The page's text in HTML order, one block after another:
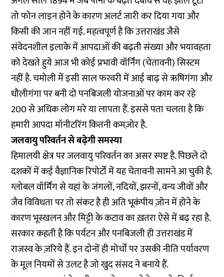
तो फोन लाइन होने के कारण अलर्ट जारी कर दिया गया और
किसी की जान नहीं गई. महत्वपूर्ण है कि उत्तराखंड जैसे
संवेदनशील इलाके में आपदाओं की बढ़ती संख्या और भयावहता
को देखते हुये आज भी कोई प्रभावी वॉर्निंग (चेतावनी) सिस्टम
नहीं है. चमोली में इसी साल फरवरी में आई बाढ़ से ऋषिगंगा और
धौलीगंगा पर बनी दो पनबिजली योजनाओं पर काम कर रहे
200 से अधिक लोग मरे या लापता हैं. इससे पता चलता है कि
हमारी आपदा मॉनीटरिंग कितनी कमज़ोर है.
जलवायु परिवर्तन से बढ़ेगी समस्या
हिमालयी क्षेत्र पर जलवायु परिवर्तन का असर स्पष्ट है. पिछले दो
दशकों में कई वैज्ञानिक रिपोर्टों में यह चेतावनी सामने आ चुकी है.
ग्लोबल वॉर्मिंग से यहां के जंगलों, नदियों, झरनों, वन्य जीवों और
जैव विविधता पर तो संकट है ही अति भूकंपीय ज़ोन में होने के
कारण भूस्खलन और मिट्टी के कटाव का ख़तरा ऐसे में बढ़ रहा है.
सरकार कहती है कि पर्यटन और पनबिजली ही उत्तराखंड में
राजस्व के ज़रिये हैं. इन दोनों ही मोर्चों पर उसकी नीति पर्यावरण
के मूल नियमों से उलट है जो खुद संसद ने बनाये हैं.